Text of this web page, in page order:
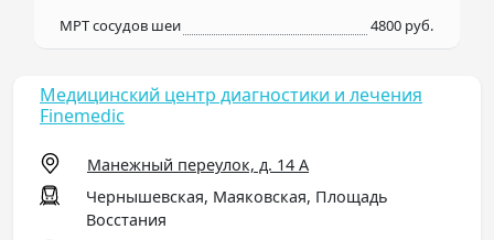
МРТ сосудов шеи 4800 руб.
Медицинский центр диагностики и лечения
Finemedic
Манежный переулок, д. 14 А
Чернышевская, Маяковская, Площадь
Восстания